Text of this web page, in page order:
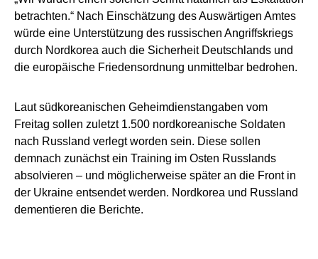
betrachten.“ Nach Einschätzung des Auswärtigen Amtes
würde eine Unterstützung des russischen Angriffskriegs
durch Nordkorea auch die Sicherheit Deutschlands und
die europäische Friedensordnung unmittelbar bedrohen.
Laut südkoreanischen Geheimdienstangaben vom
Freitag sollen zuletzt 1.500 nordkoreanische Soldaten
nach Russland verlegt worden sein. Diese sollen
demnach zunächst ein Training im Osten Russlands
absolvieren – und möglicherweise später an die Front in
der Ukraine entsendet werden. Nordkorea und Russland
dementieren die Berichte.